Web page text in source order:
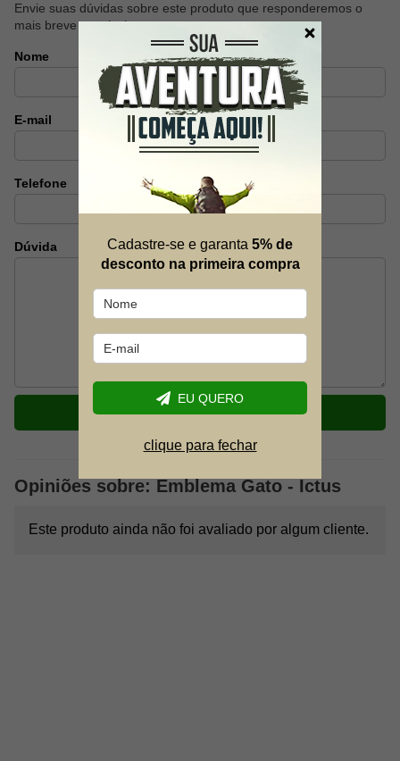
Envie suas dúvidas sobre este produto que responderemos o
mais breve possível.
Nome
E-mail
Telefone
Dúvida
ENVIAR
Opiniões sobre: Emblema Gato - Ictus
Este produto ainda não foi avaliado por algum cliente.
Cadastre-se e garanta 5% de
desconto na primeira compra
EU QUERO
clique para fechar